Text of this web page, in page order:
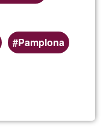
Pamplona
Manu